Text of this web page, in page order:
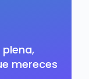
mereces